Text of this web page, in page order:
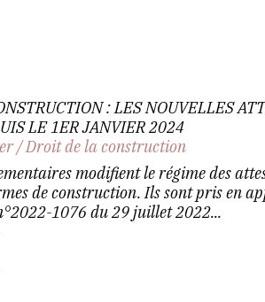
: LES NOUVELLES
LE 1ER JANVIER 2024
/Droit de la construction
modifient le régime des
de construction. Ils sont pris en
1076 du 29 juillet 2022...